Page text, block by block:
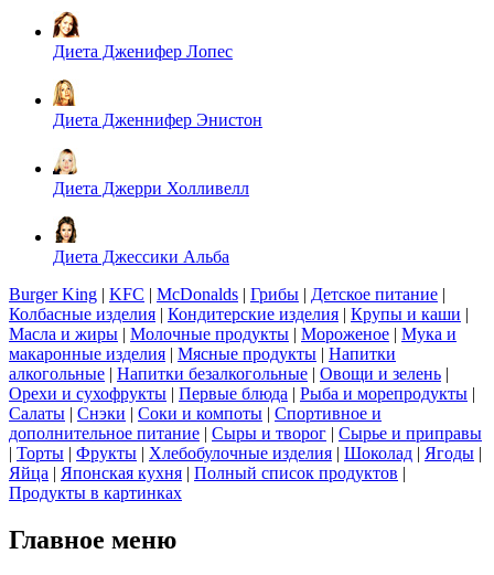
Диета Дженифер Лопес
Диета Дженнифер Энистон
Диета Джерри Холливелл
Диета Джессики Альба
Burger King | KFC | McDonalds | Грибы | Детское питание |
Колбасные изделия | Кондитерские изделия | Крупы и каши |
Масла и жиры | Молочные продукты | Мороженое | Мука и
макаронные изделия | Мясные продукты | Напитки
алкогольные | Напитки безалкогольные | Овощи и зелень |
Орехи и сухофрукты | Первые блюда | Рыба и морепродукты |
Салаты | Снэки | Соки и компоты | Спортивное и
дополнительное питание | Сыры и творог | Сырье и приправы
| Торты | Фрукты | Хлебобулочные изделия | Шоколад | Ягоды |
Яйца | Японская кухня | Полный список продуктов |
Продукты в картинках
Главное меню